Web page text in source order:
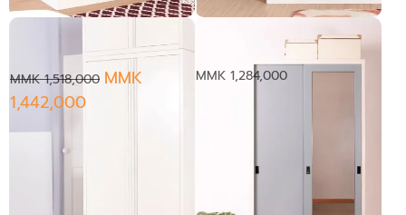
MMK 1,518,000 MMK
1,442,000
စတီးဘေးဆွဲတံခါး အဝတ်အစားဗီဒို
MMK 1,284,000